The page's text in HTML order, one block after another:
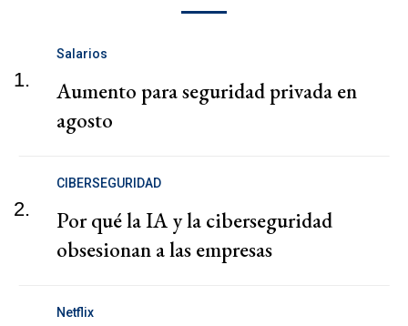
1.
Salarios
Aumento para seguridad privada en
agosto
2.
CIBERSEGURIDAD
Por qué la IA y la ciberseguridad
obsesionan a las empresas
Netflix